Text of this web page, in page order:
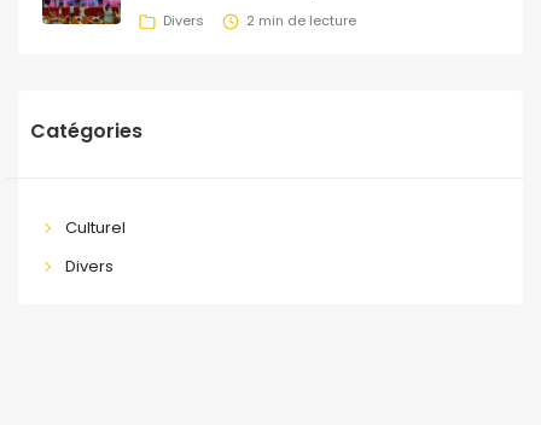
Divers 2 min de lecture
Catégories
Culturel
Divers